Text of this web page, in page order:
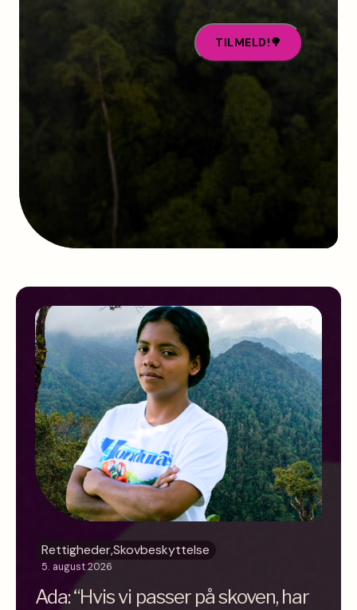
Rettigheder,Skovbeskyttelse
5. august 2026
Ada: “Hvis vi passer på skoven, har